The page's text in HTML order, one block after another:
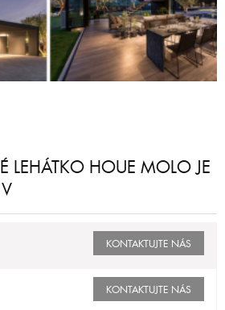
LEHÁTKO HOUE MOLO JE
KONTAKTUJTE NÁS
KONTAKTUJTE NÁS